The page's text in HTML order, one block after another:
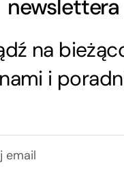
newslettera
na
i